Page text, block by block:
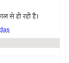
से ही रही है।